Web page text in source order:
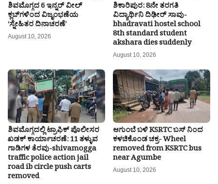
ಶಿವಮೊಗ್ಗದ 6 ಇನ್ನರ್ ವೀಲ್
ಕ್ಲಬ್‌ಗಳಿಂದ ವಿಜೃಂಭಣೆಯ
‘ಸ್ನೇಹಿತರ ದಿನಾಚರಣೆ’
August 10, 2026
ಶಿಕಾರಿಪುರ: 8ನೇ ತರಗತಿ
ವಿದ್ಯಾರ್ಥಿನಿ ದಿಢೀರ್ ಸಾವು-
bhadravati hostel school
8th standard student
akshara dies suddenly
August 10, 2026
ಶಿವಮೊಗ್ಗದಲ್ಲಿ ಟ್ರಾಫಿಕ್ ಪೊಲೀಸರ
ಖಡಕ್ ಕಾರ್ಯಾಚರಣೆ: 11 ತಳ್ಳುವ
ಗಾಡಿಗಳ ತೆರವು-shivamogga
traffic police action jail
road ib circle push carts
removed
ಆಗುಂಬೆ ಬಳಿ KSRTC ಬಸ್ ನಿಂದ
ಕಳಚಿಕೊಂಡ ಚಕ್ರ- Wheel
removed from KSRTC bus
near Agumbe
August 10, 2026